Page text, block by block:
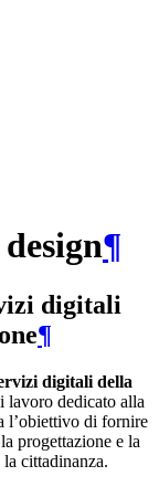
¶
digitali
¶
digitali della
lavoro dedicato alla
l’obiettivo di fornire
progettazione e la
cittadinanza.